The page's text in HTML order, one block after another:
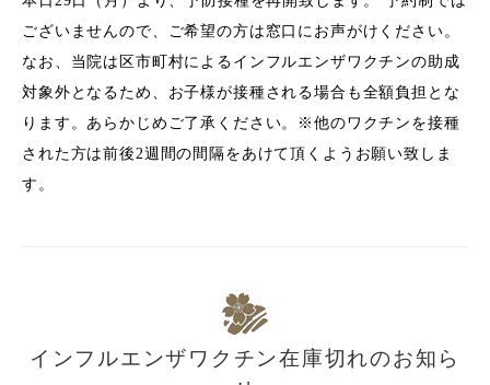
ございませんので、ご希望の方は窓口にお声がけください。
なお、当院は区市町村によるインフルエンザワクチンの助成
対象外となるため、お子様が接種される場合も全額負担とな
ります。あらかじめご了承ください。※他のワクチンを接種
された方は前後2週間の間隔をあけて頂くようお願い致しま
す。
インフルエンザワクチン在庫切れのお知ら